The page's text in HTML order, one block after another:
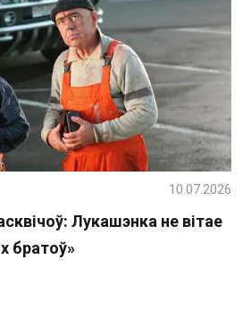
Лукашэнка не вітае
братоў»
10.07.2026